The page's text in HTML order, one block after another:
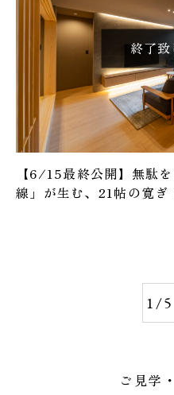
【6/15最終公開】無駄
線」が生む、21帖の寛
ご見学